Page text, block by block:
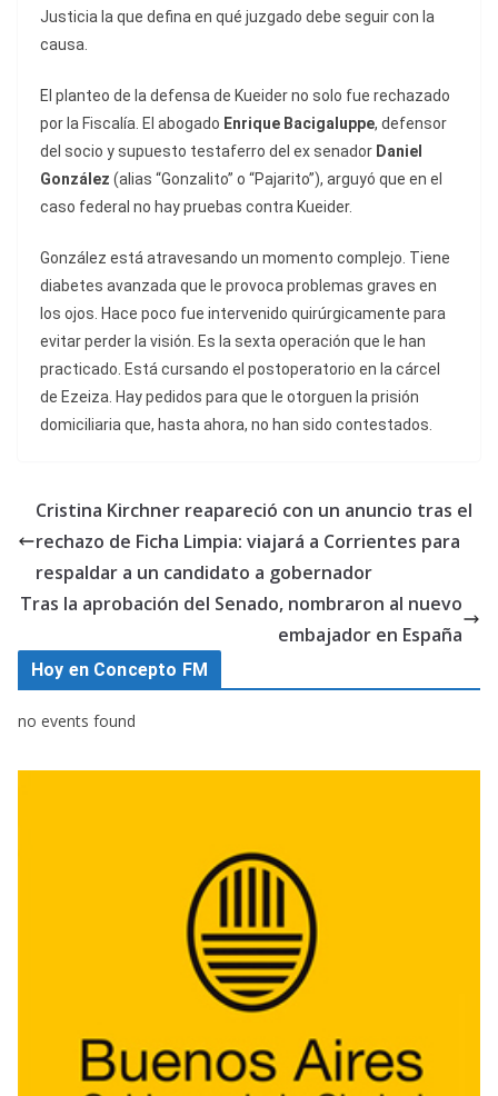
Justicia la que defina en qué juzgado debe seguir con la
causa.
El planteo de la defensa de Kueider no solo fue rechazado
por la Fiscalía. El abogado Enrique Bacigaluppe, defensor
del socio y supuesto testaferro del ex senador Daniel
González (alias “Gonzalito” o “Pajarito”), arguyó que en el
caso federal no hay pruebas contra Kueider.
González está atravesando un momento complejo. Tiene
diabetes avanzada que le provoca problemas graves en
los ojos. Hace poco fue intervenido quirúrgicamente para
evitar perder la visión. Es la sexta operación que le han
practicado. Está cursando el postoperatorio en la cárcel
de Ezeiza. Hay pedidos para que le otorguen la prisión
domiciliaria que, hasta ahora, no han sido contestados.
Cristina Kirchner reapareció con un anuncio tras el
rechazo de Ficha Limpia: viajará a Corrientes para
respaldar a un candidato a gobernador
Tras la aprobación del Senado, nombraron al nuevo
embajador en España
Hoy en Concepto FM
no events found